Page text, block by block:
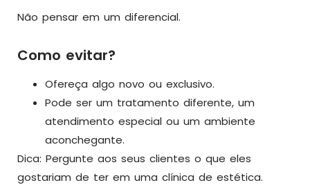
Não pensar em um diferencial.
Como evitar?
Ofereça algo novo ou exclusivo.
Pode ser um tratamento diferente, um
atendimento especial ou um ambiente
aconchegante.
Dica: Pergunte aos seus clientes o que eles
gostariam de ter em uma clínica de estética.